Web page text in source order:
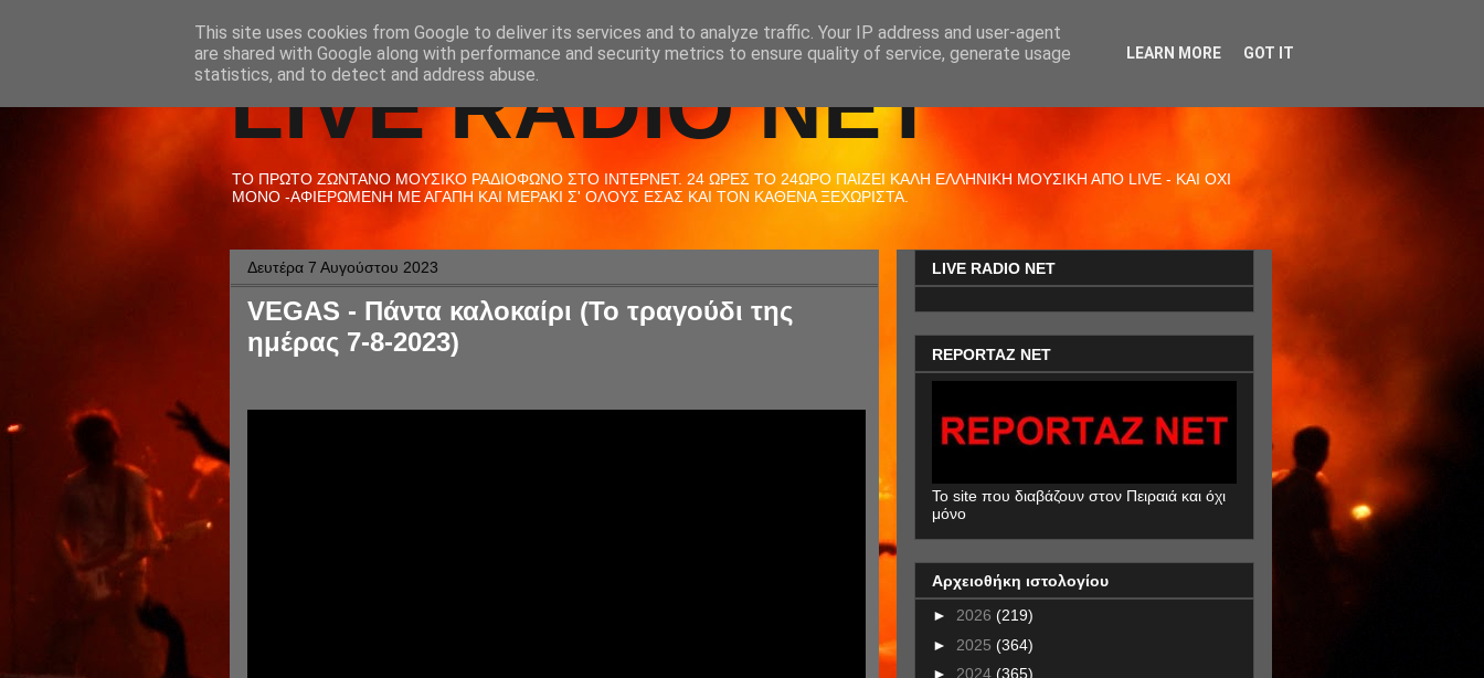
LIVE RADIO NET
ΤΟ ΠΡΩΤΟ ΖΩΝΤΑΝΟ ΜΟΥΣΙΚΟ ΡΑΔΙΟΦΩΝΟ ΣΤΟ ΙΝΤΕΡΝΕΤ. 24 ΩΡΕΣ ΤΟ 24ΩΡΟ ΠΑΙΖΕΙ ΚΑΛΗ ΕΛΛΗΝΙΚΗ ΜΟΥΣΙΚΗ ΑΠΟ LIVE - ΚΑΙ ΟΧΙ
ΜΟΝΟ -ΑΦΙΕΡΩΜΕΝΗ ΜΕ ΑΓΑΠΗ ΚΑΙ ΜΕΡΑΚΙ Σ' ΟΛΟΥΣ ΕΣΑΣ ΚΑΙ ΤΟΝ ΚΑΘΕΝΑ ΞΕΧΩΡΙΣΤΑ.
Δευτέρα 7 Αυγούστου 2023
VEGAS - Πάντα καλοκαίρι (Το τραγούδι της
ημέρας 7-8-2023)
LIVE RADIO NET
REPORTAZ NET
To site που διαβάζουν στον Πειραιά και όχι
μόνο
Αρχειοθήκη ιστολογίου
► 2026 (219)
► 2025 (364)
► 2024 (365)
This site uses cookies from Google to deliver its services and to analyze traffic. Your IP address and user-agent
are shared with Google along with performance and security metrics to ensure quality of service, generate usage
statistics, and to detect and address abuse.
LEARN MORE GOT IT